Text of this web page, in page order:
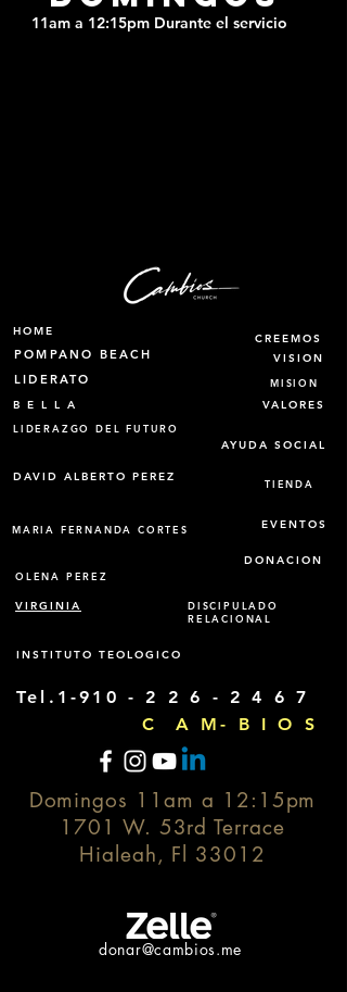
11am a 12:15pm Durante el servicio
HOME
POMPANO BEACH
LIDERATO
B E L L A
CREEMOS
VISION
MISION
VALORES
LIDERAZGO DEL FUTURO
AYUDA SOCIAL
DAVID ALBERTO PEREZ
MARIA FERNANDA CORTES
TIENDA
EVENTOS
DONACION
OLENA PEREZ
VIRGINIA
DISCIPULADO
RELACIONAL
INSTITUTO TEOLOGICO
Tel.1-910 - 2 2 6 - 2 4 6 7
C A M- B I O S
Domingos 11am a 12:15pm
1701 W. 53rd Terrace
Hialeah, Fl 33012
donar@cambios.me